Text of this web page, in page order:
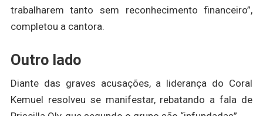
trabalharem tanto sem reconhecimento financeiro”,
completou a cantora.
Outro lado
Diante das graves acusações, a liderança do Coral
Kemuel resolveu se manifestar, rebatando a fala de